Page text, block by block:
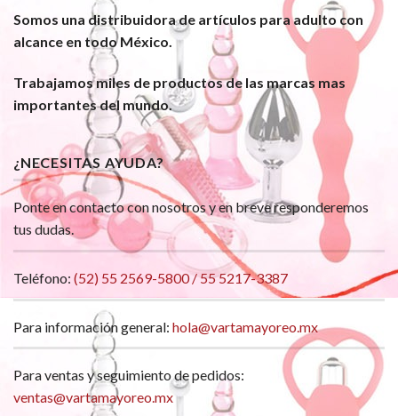
Somos una distribuidora de artículos para adulto con
alcance en todo México.
Trabajamos miles de productos de las marcas mas
importantes del mundo.
¿NECESITAS AYUDA?
Ponte en contacto con nosotros y en breve responderemos
tus dudas.
Teléfono: (52) 55 2569-5800 / 55 5217-3387
Para información general: hola@vartamayoreo.mx
Para ventas y seguimiento de pedidos:
ventas@vartamayoreo.mx